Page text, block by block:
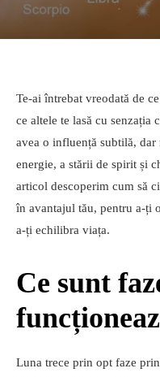
Te-ai întrebat vreodată de
ce altele te lasă cu senzația
avea o influență subtilă,
energie, a stării de spirit și
articol descoperim cum să
în avantajul tău, pentru a-ți
a-ți echilibra viața.
Ce sunt
Luna trece prin opt faze